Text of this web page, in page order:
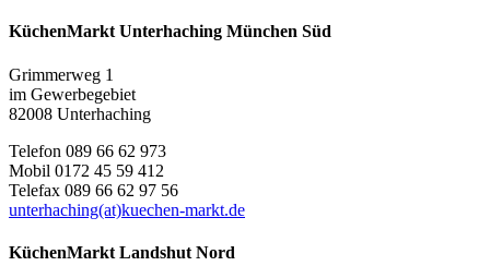
KüchenMarkt Unterhaching München Süd
Grimmerweg 1
im Gewerbegebiet
82008 Unterhaching
Telefon 089 66 62 973
Mobil 0172 45 59 412
Telefax 089 66 62 97 56
unterhaching(at)kuechen-markt.de
KüchenMarkt Landshut Nord